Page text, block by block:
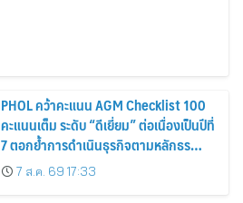
PHOL คว้าคะแนน AGM Checklist 100
คะแนนเต็ม ระดับ “ดีเยี่ยม” ต่อเนื่องเป็นปีที่
7 ตอกย้ำการดำเนินธุรกิจตามหลักธร
รมาภิบาล โปร่งใส สร้างความเชื่อมั่นผู้ถือ
หุ้น
7 ส.ค. 69 17:33